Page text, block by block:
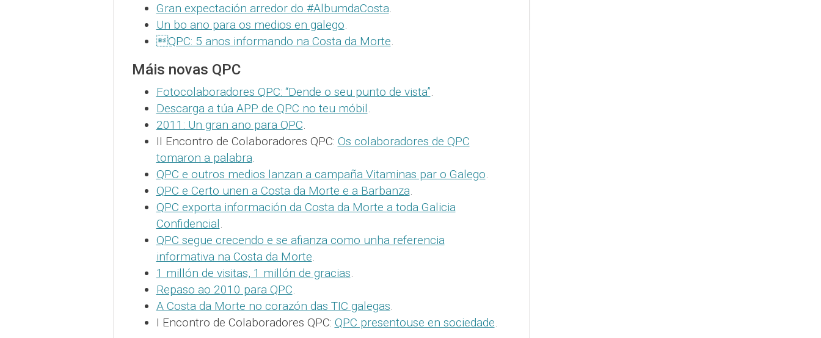
Gran expectación arredor do #AlbumdaCosta.
Un bo ano para os medios en galego.
QPC: 5 anos informando na Costa da Morte.
Máis novas QPC
Fotocolaboradores QPC: “Dende o seu punto de vista”.
Descarga a túa APP de QPC no teu móbil.
2011: Un gran ano para QPC.
II Encontro de Colaboradores QPC: Os colaboradores de QPC
tomaron a palabra.
QPC e outros medios lanzan a campaña Vitaminas par o Galego.
QPC e Certo unen a Costa da Morte e a Barbanza.
QPC exporta información da Costa da Morte a toda Galicia
Confidencial.
QPC segue crecendo e se afianza como unha referencia
informativa na Costa da Morte.
1 millón de visitas, 1 millón de gracias.
Repaso ao 2010 para QPC.
A Costa da Morte no corazón das TIC galegas.
I Encontro de Colaboradores QPC: QPC presentouse en sociedade.